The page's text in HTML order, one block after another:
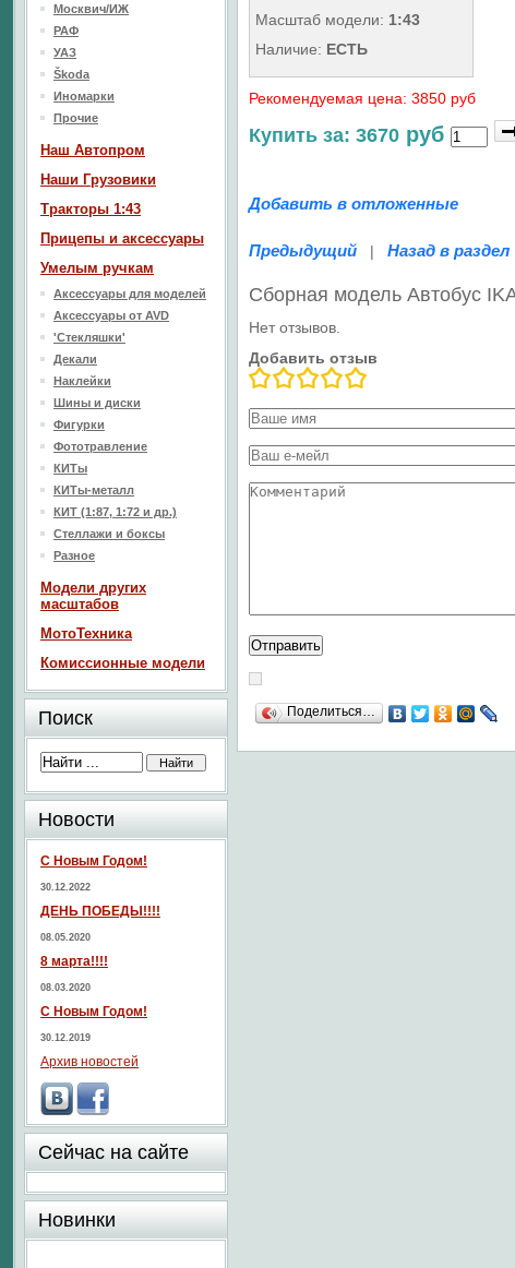
Масштаб модели: 1:43
Наличие: ЕСТЬ
Рекомендуемая цена: 3850 руб
Купить за: 3670 руб
Добавить в отложенные
Предыдущий | Назад в раздел
Сборная модель Автобус
Нет отзывов.
Добавить отзыв
Поделиться…
Москвич/ИЖ
РАФ
УАЗ
Škoda
Иномарки
Прочие
Наш Aвтопром
Наши Грузовики
Тракторы 1:43
Прицепы и аксессуары
Умелым ручкам
Аксессуары для моделей
Аксессуары от AVD
'Стекляшки'
Декали
Наклейки
Шины и диски
Фигурки
Фототравление
КИТы
КИТы-металл
КИТ (1:87, 1:72 и др.)
Стеллажи и боксы
Разное
Модели других
масштабов
МотоТехника
Комиссионные модели
Поиск
Новости
С Новым Годом!
30.12.2022
ДЕНЬ ПОБЕДЫ!!!!
08.05.2020
8 марта!!!!
08.03.2020
С Новым Годом!
30.12.2019
Архив новостей
Сейчас на сайте
Новинки